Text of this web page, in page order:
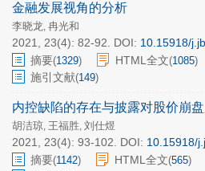
金融发展视角的分析
李晓龙, 冉光和
2021, 23(4): 82-92. DOI: 10.15918/
摘要(1329) HTML全文(1085)
施引文献(149)
内控缺陷的存在与披露对股价崩
胡洁琼, 王福胜, 刘仕煜
2021, 23(4): 93-102. DOI: 10.15918/
摘要(1142) HTML全文(565)